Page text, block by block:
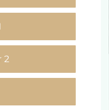
2